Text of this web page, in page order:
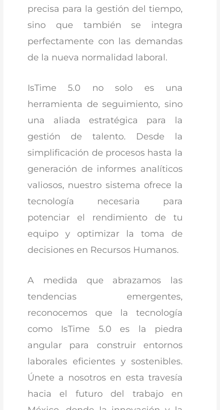
precisa para la gestión del tiempo,
sino que también se integra
perfectamente con las demandas
de la nueva normalidad laboral.
IsTime 5.0 no solo es una
herramienta de seguimiento, sino
una aliada estratégica para la
gestión de talento. Desde la
simplificación de procesos hasta la
generación de informes analíticos
valiosos, nuestro sistema ofrece la
tecnología necesaria para
potenciar el rendimiento de tu
equipo y optimizar la toma de
decisiones en Recursos Humanos.
A medida que abrazamos las
tendencias emergentes,
reconocemos que la tecnología
como IsTime 5.0 es la piedra
angular para construir entornos
laborales eficientes y sostenibles.
Únete a nosotros en esta travesía
hacia el futuro del trabajo en